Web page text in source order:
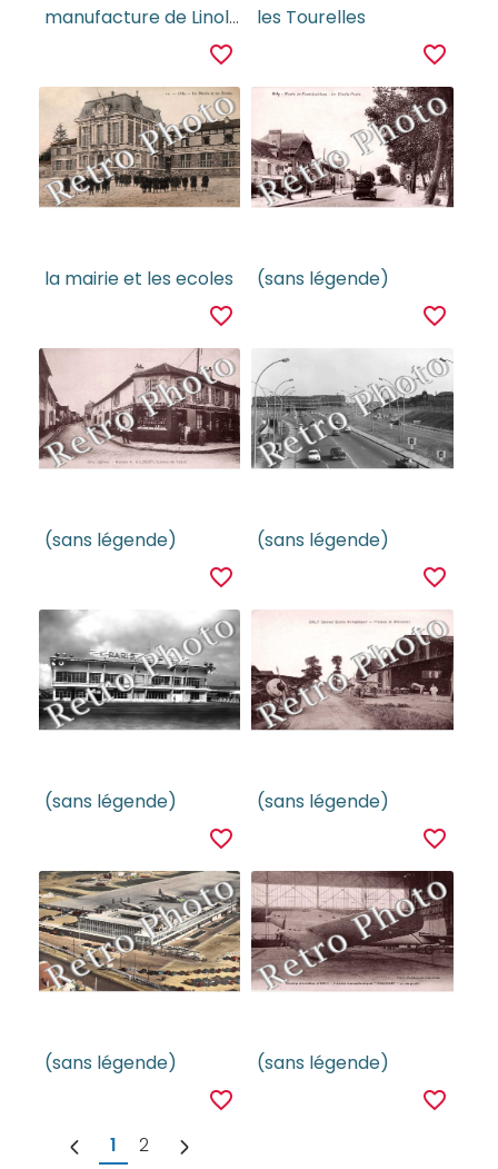
manufacture de Linoleum
favorite_border
les Tourelles
favorite_border
la mairie et les ecoles
favorite_border
(sans légende)
favorite_border
(sans légende)
favorite_border
(sans légende)
favorite_border
(sans légende)
favorite_border
(sans légende)
favorite_border
(sans légende)
favorite_border
(sans légende)
favorite_border
1 2